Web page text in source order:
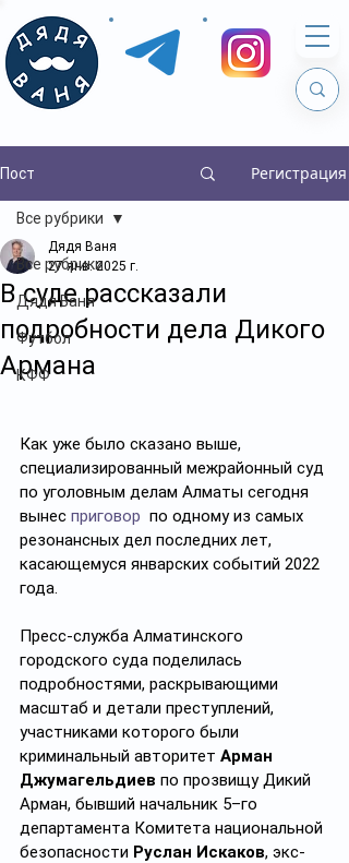
Пост Регистрация
Все рубрики
Дядя Ваня
Футбол
КФФ
Все рубрики
В суде рассказали
подробности дела Дикого
Армана
Дядя Ваня
27 янв. 2025 г.
Как уже было сказано выше,
специализированный межрайонный суд
по уголовным делам Алматы сегодня
вынес приговор по одному из самых
резонансных дел последних лет,
касающемуся январских событий 2022
года.
Пресс-служба Алматинского
городского суда поделилась
подробностями, раскрывающими
масштаб и детали преступлений,
участниками которого были
криминальный авторитет Арман
Джумагельдиев по прозвищу Дикий
Арман, бывший начальник 5–го
департамента Комитета национальной
безопасности Руслан Искаков, экс-